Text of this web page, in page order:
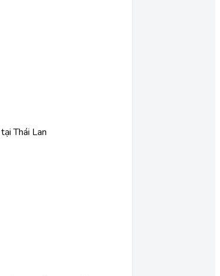
Thái Lan